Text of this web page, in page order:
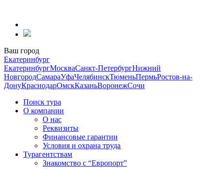
содержанию
Ваш город
Екатеринбург
ЕкатеринбургМоскваСанкт-ПетербургНижний
НовгородСамараУфаЧелябинскТюменьПермьРостов-на-
ДонуКраснодарОмскКазаньВоронежСочи
Поиск тура
О компании
О нас
Реквизиты
Финансовые гарантии
Условия и охрана труда
Турагентствам
Знакомство с “Европорт”